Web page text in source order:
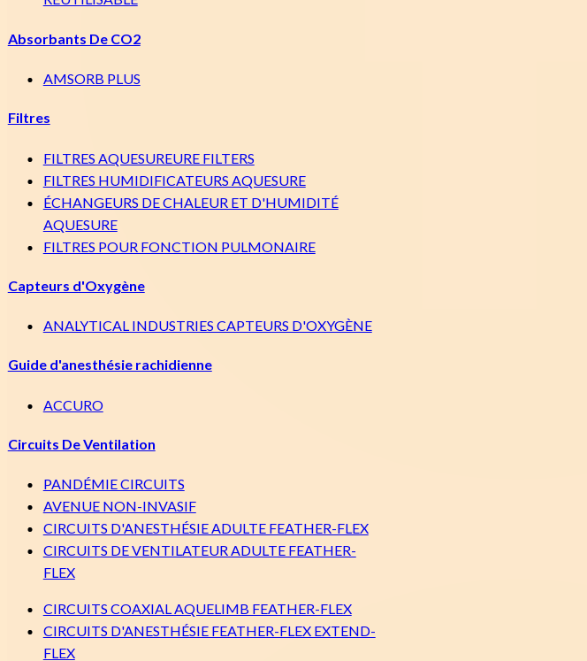
Absorbants De CO2
AMSORB PLUS
Filtres
FILTRES AQUESUREURE FILTERS
FILTRES HUMIDIFICATEURS AQUESURE
ÉCHANGEURS DE CHALEUR ET D'HUMIDITÉ
AQUESURE
FILTRES POUR FONCTION PULMONAIRE
Capteurs d'Oxygène
ANALYTICAL INDUSTRIES CAPTEURS D'OXYGÈNE
Guide d'anesthésie rachidienne
ACCURO
Circuits De Ventilation
PANDÉMIE CIRCUITS
AVENUE NON-INVASIF
CIRCUITS D'ANESTHÉSIE ADULTE FEATHER-FLEX
CIRCUITS DE VENTILATEUR ADULTE FEATHER-
FLEX
CIRCUITS COAXIAL AQUELIMB FEATHER-FLEX
CIRCUITS D'ANESTHÉSIE FEATHER-FLEX EXTEND-
FLEX